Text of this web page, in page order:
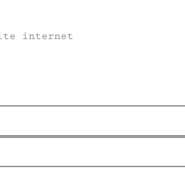
internet